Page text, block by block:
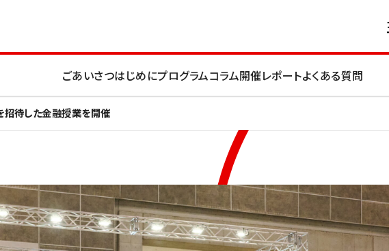
ごあいさつはじめにプログラムコラム開催レポートよくある質問
待した金融授業を開催